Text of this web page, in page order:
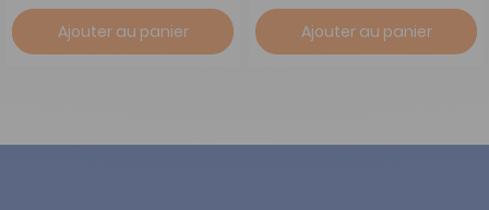
Ajouter au panier Ajouter au panier